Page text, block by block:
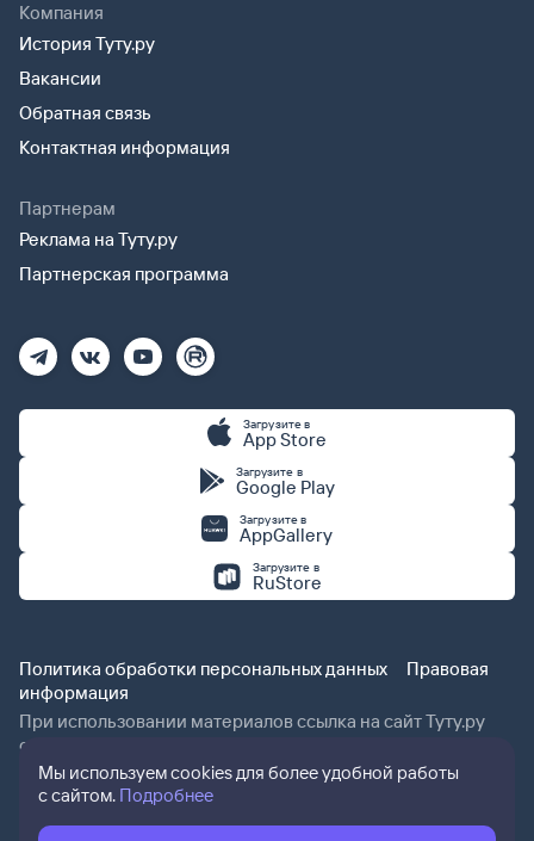
Компания
История Туту.ру
Вакансии
Обратная связь
Контактная информация
Партнерам
Реклама на Туту.ру
Партнерская программа
Загрузите в
App Store
Загрузите в
Google Play
Загрузите в
AppGallery
Загрузите в
RuStore
Политика обработки персональных данных
Правовая
информация
При использовании материалов ссылка на сайт Туту.ру
обязательна.
Мы используем cookies для более удобной работы
с сайтом. Подробнее